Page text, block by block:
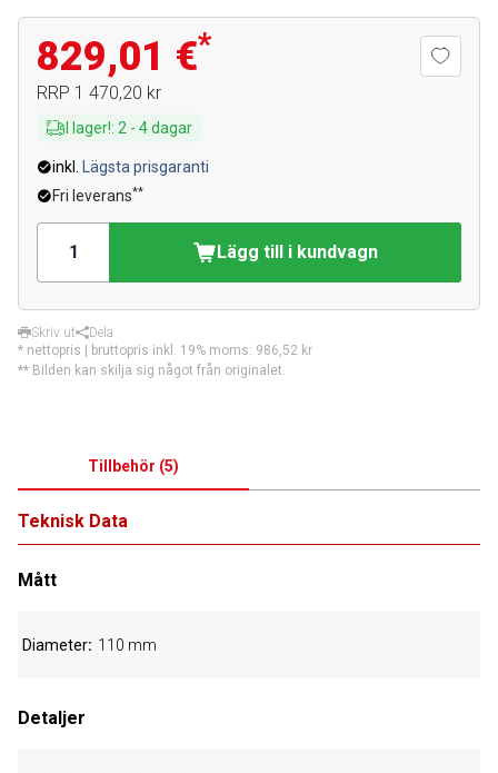
829,01 €*
RRP 1 470,20 kr
I lager!: 2 - 4dagar
inkl.
Lägsta prisgaranti
Fri leverans**
Lägg till i kundvagn
Skriv ut
Dela
* nettopris | bruttopris inkl. 19% moms: 986,52 kr
** Bilden kan skilja sig något från originalet.
Tillbehör (5)
Teknisk Data
Mått
Diameter 110 mm
Detaljer